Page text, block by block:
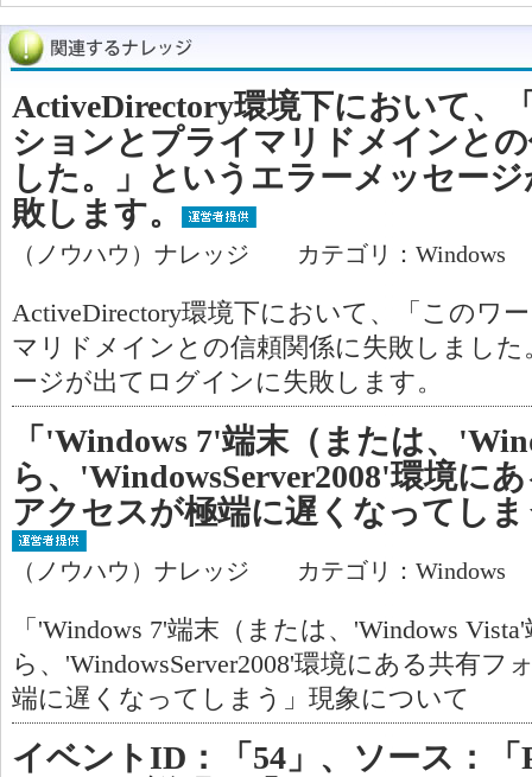
ActiveDirectory環境下において、
ションとプライマリドメインと
した。」というエラーメッセー
敗します。
（ノウハウ）ナレッジ カテゴリ：Windows
ActiveDirectory環境下において、「このワ
マリドメインとの信頼関係に失敗しまし
ージが出てログインに失敗します。
「'Windows 7'端末（または、
ら、'WindowsServer2008'環境に
アクセスが極端に遅くなってし
（ノウハウ）ナレッジ カテゴリ：Windows
「'Windows 7'端末（または、'Windows
ら、'WindowsServer2008'環境にある共有
端に遅くなってしまう」現象について
イベントID：「54」、ソース：